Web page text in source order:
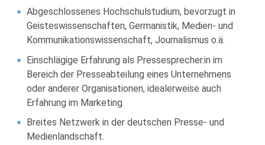
Abgeschlossenes Hochschulstudium, bevorzugt in
Geisteswissenschaften, Germanistik, Medien- und
Kommunikationswissenschaft, Journalismus o.ä.
Einschlägige Erfahrung als Pressesprecher.in im
Bereich der Presseabteilung eines Unternehmens
oder anderer Organisationen, idealerweise auch
Erfahrung im Marketing.
Breites Netzwerk in der deutschen Presse- und
Medienlandschaft.